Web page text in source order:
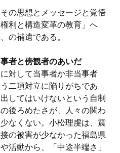
の思想とメッセージと覚悟
利と構造変革の教育」へ
、の補遺である。
者と傍観者のあいだ
対して当事者か非当事者
二項対立に陥りがちであ
してはいけないという自制
後ろめたさが、人々の関わ
なくない。小松理虔は、震
の被害が少なかった福島県
活動から、「中途半端さ」